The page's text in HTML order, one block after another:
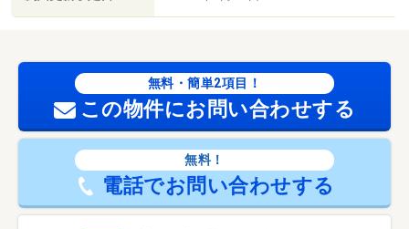
無料・簡単2項目！
この物件にお問い合わせする
無料！
電話でお問い合わせする